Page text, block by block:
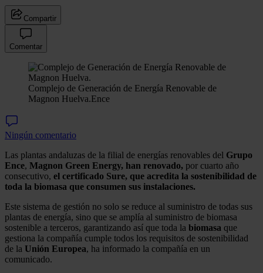
Compartir
Comentar
Complejo de Generación de Energía Renovable de
Magnon Huelva.Ence
Ningún comentario
Las plantas andaluzas de la filial de energías renovables del Grupo
Ence, Magnon Green Energy, han renovado, por cuarto año
consecutivo, el certificado Sure, que acredita la sostenibilidad de
toda la biomasa que consumen sus instalaciones.
Este sistema de gestión no solo se reduce al suministro de todas sus
plantas de energía, sino que se amplía al suministro de biomasa
sostenible a terceros, garantizando así que toda la biomasa que
gestiona la compañía cumple todos los requisitos de sostenibilidad
de la Unión Europea, ha informado la compañía en un
comunicado.